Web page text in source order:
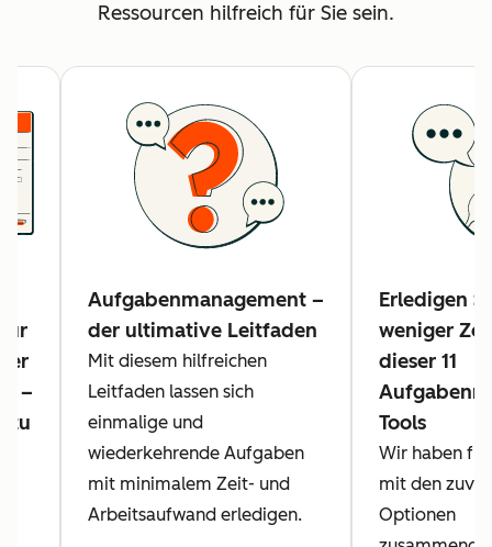
Ressourcen hilfreich für Sie sein.
–
zu
Aufgabenmanagement –
der ultimative Leitfaden
Mit diesem hilfreichen
Leitfaden lassen sich
einmalige und
wiederkehrende Aufgaben
mit minimalem Zeit- und
Arbeitsaufwand erledigen.
Erledigen
weniger
dieser 11
Tools
Wir haben für
mit den
Optionen